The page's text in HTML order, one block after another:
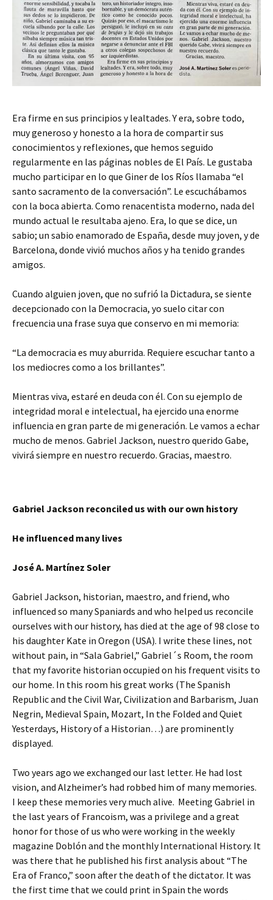
Era firme en sus principios y lealtades. Y era, sobre todo,
muy generoso y honesto a la hora de compartir sus
conocimientos y reflexiones, que hemos seguido
regularmente en las páginas nobles de El País. Le gustaba
mucho participar en lo que Giner de los Ríos llamaba “el
santo sacramento de la conversación”. Le escuchábamos
con la boca abierta. Como renacentista moderno, nada del
mundo actual le resultaba ajeno. Era, lo que se dice, un
sabio; un sabio enamorado de España, desde muy joven, y de
Barcelona, donde vivió muchos años y ha tenido grandes
amigos.
Cuando alguien joven, que no sufrió la Dictadura, se siente
decepcionado con la Democracia, yo suelo citar con
frecuencia una frase suya que conservo en mi memoria:
“La democracia es muy aburrida. Requiere escuchar tanto a
los mediocres como a los brillantes”.
Mientras viva, estaré en deuda con él. Con su ejemplo de
integridad moral e intelectual, ha ejercido una enorme
influencia en gran parte de mi generación. Le vamos a echar
mucho de menos. Gabriel Jackson, nuestro querido Gabe,
vivirá siempre en nuestro recuerdo. Gracias, maestro.
Gabriel Jackson reconciled us with our own history
He influenced many lives
José A. Martínez Soler
Gabriel Jackson, historian, maestro, and friend, who
influenced so many Spaniards and who helped us reconcile
ourselves with our history, has died at the age of 98 close to
his daughter Kate in Oregon (USA). I write these lines, not
without pain, in “Sala Gabriel,” Gabriel´s Room, the room
that my favorite historian occupied on his frequent visits to
our home. In this room his great works (The Spanish
Republic and the Civil War, Civilization and Barbarism, Juan
Negrin, Medieval Spain, Mozart, In the Folded and Quiet
Yesterdays, History of a Historian…) are prominently
displayed.
Two years ago we exchanged our last letter. He had lost
vision, and Alzheimer’s had robbed him of many memories.
I keep these memories very much alive. Meeting Gabriel in
the last years of Francoism, was a privilege and a great
honor for those of us who were working in the weekly
magazine Doblón and the monthly International History. It
was there that he published his first analysis about “The
Era of Franco,” soon after the death of the dictator. It was
the first time that we could print in Spain the words